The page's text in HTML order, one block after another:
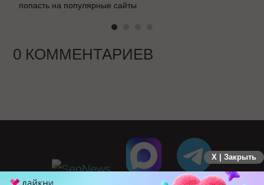
попасть на популярные сайты
0 КОММЕНТАРИЕВ
X | Закрыть